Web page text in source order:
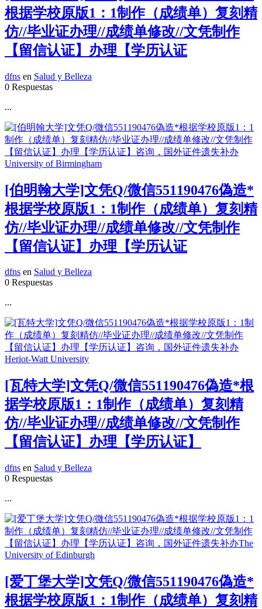
根据学校原版1：1制作（成绩单）复刻精
仿//毕业证办理//成绩单修改//文凭制作
【留信认证】办理【学历认证
dfns en Salud y Belleza
0 Respuestas
...
[伯明翰大学]文凭Q/微信551190476偽造*
根据学校原版1：1制作（成绩单）复刻精
仿//毕业证办理//成绩单修改//文凭制作
【留信认证】办理【学历认证
dfns en Salud y Belleza
0 Respuestas
...
[瓦特大学]文凭Q/微信551190476偽造*根
据学校原版1：1制作（成绩单）复刻精
仿//毕业证办理//成绩单修改//文凭制作
【留信认证】办理【学历认证】
dfns en Salud y Belleza
0 Respuestas
...
[爱丁堡大学]文凭Q/微信551190476偽造*
根据学校原版1：1制作（成绩单）复刻精